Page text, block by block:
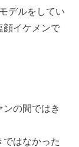
デルをしてい
顔イケメンで
の間ではき
はなかった